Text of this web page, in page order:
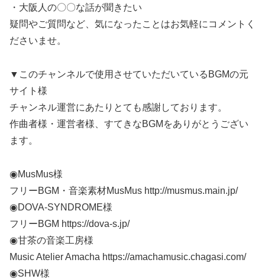
・大阪人の〇〇な話が聞きたい
疑問やご質問など、気になったことはお気軽にコメントく
ださいませ。
▼このチャンネルで使用させていただいているBGMの元
サイト様
チャンネル運営にあたりとても感謝しております。
作曲者様・運営者様、すてきなBGMをありがとうござい
ます。
◉MusMus様
フリーBGM・音楽素材MusMus http://musmus.main.jp/
◉DOVA-SYNDROME様
フリーBGM https://dova-s.jp/
◉甘茶の音楽工房様
Music Atelier Amacha https://amachamusic.chagasi.com/
◉SHW様